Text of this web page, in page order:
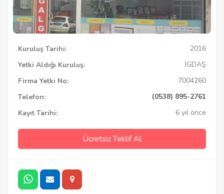
Kuruluş Tarihi:
2016
Yetki Aldığı Kuruluş:
İGDAŞ
Firma Yetki No:
7004260
Telefon:
(0538) 895-2761
Kayıt Tarihi:
6 yıl önce
Ücretsiz Teklif Al